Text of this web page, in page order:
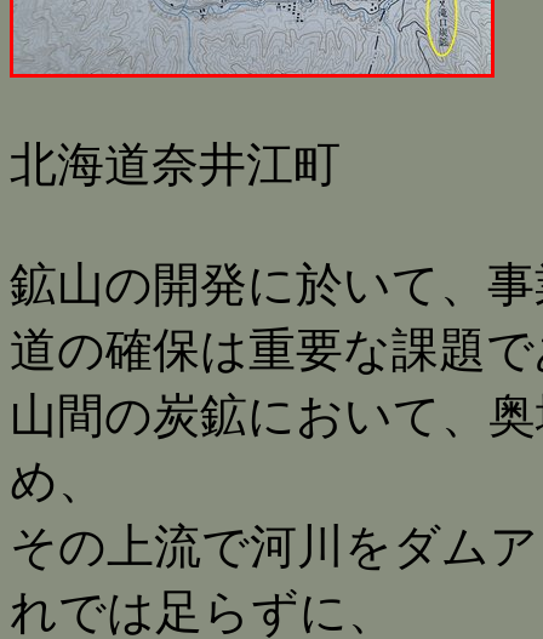
北海道奈井江町
鉱山の開発に於いて、
道の確保は重要な課題
山間の炭鉱において、
め、
その上流で河川をダム
れでは足らずに、